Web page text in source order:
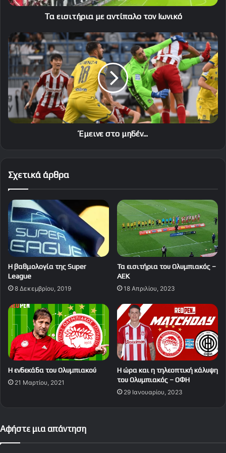
Τα εισιτήρια με αντίπαλο τον Ιωνικό
Έμεινε
στο
μηδέν...
Έμεινε στο μηδέν...
Σχετικά άρθρα
Η βαθμολογία της Super
League
8 Δεκεμβρίου, 2019
Τα εισιτήρια του Ολυμπιακός –
ΑΕΚ
18 Απριλίου, 2023
Η ενδεκάδα του Ολυμπιακού
21 Μαρτίου, 2021
Η ώρα και η τηλεοπτική κάλυψη
του Ολυμπιακός – ΟΦΗ
29 Ιανουαρίου, 2023
Αφήστε μια απάντηση